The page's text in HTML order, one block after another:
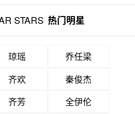
STARS 热门明星
琼瑶
乔任梁
齐欢
秦俊杰
齐芳
全伊伦